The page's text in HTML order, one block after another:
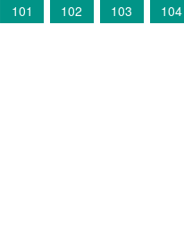
101 102 103 104